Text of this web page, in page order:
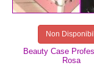
Beauty Case
Rosa
Non